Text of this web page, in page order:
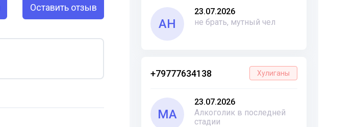
АН
23.07.2026
не брать, мутный чел
+79777634138 Хулиганы
МА
23.07.2026
Алкоголик в последней
стадии
Оставить отзыв